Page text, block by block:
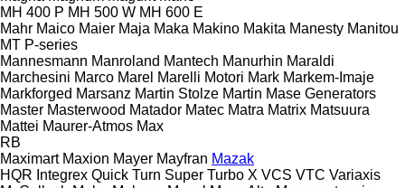
MH 400 P MH 500 W MH 600 E
Mahr Maico Maier Maja Maka Makino Makita Manesty Manitou
MT P-series
Mannesmann Manroland Mantech Manurhin Maraldi
Marchesini Marco Marel Marelli Motori Mark Markem-Imaje
Markforged Marsanz Martin Stolze Martin Mase Generators
Master Masterwood Matador Matec Matra Matrix Matsuura
Mattei Maurer-Atmos Max
RB
Maximart Maxion Mayer Mayfran Mazak
HQR Integrex Quick Turn Super Turbo X VCS VTC Variaxis